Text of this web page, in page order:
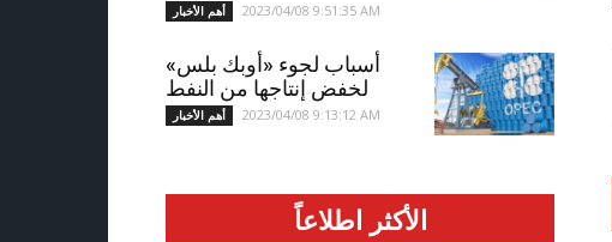
أهم الأخبار 2023/04/08 9:51:35 AM
أسباب لجوء «أوبك بلس»
لخفض إنتاجها من النفط
أهم الأخبار 2023/04/08 9:13:12 AM
الأكثر اطلاعاً